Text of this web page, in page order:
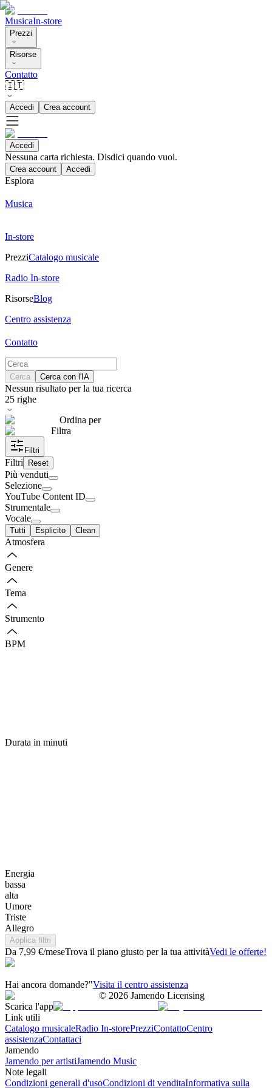
MusicaIn-store
Prezzi
Risorse
Contatto
🇮🇹
Accedi Crea account
Accedi
Nessuna carta richiesta. Disdici quando vuoi.
Crea account Accedi
Esplora
Musica
In-store
PrezziCatalogo musicale
Radio In-store
RisorseBlog
Centro assistenza
Contatto
Cerca Cerca con l'IA
Nessun risultato per la tua ricerca
25 righe
Ordina per
Filtra
Filtri
Filtri Reset
Più venduti
Selezione
YouTube Content ID
Strumentale
Vocale
Tutti Esplicito Clean
Atmosfera
Genere
Tema
Strumento
BPM
Durata in minuti
Energia
bassa
alta
Umore
Triste
Allegro
Applica filtri
Da 7,99 €/meseTrova il piano giusto per la tua attivitàVedi le offerte!
Hai ancora domande?"Visita il centro assistenza
© 2026 Jamendo Licensing
Scarica l'app
Link utili
Catalogo musicaleRadio In-storePrezziContattoCentro
assistenzaContattaci
Jamendo
Jamendo per artistiJamendo Music
Note legali
Condizioni generali d'usoCondizioni di venditaInformativa sulla